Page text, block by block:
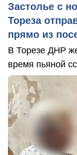
Застолье с
Тореза
прямо из
В Торезе ДНР
время пьяной